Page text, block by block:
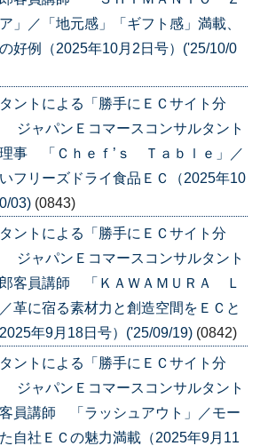
」／「地元感」「ギフト感」満載、
好例（2025年10月2日号）('25/10/0
ントによる「勝手にＥＣサイト分
ジャパンＥコマースコンサルタント
事 「Ｃｈｅｆ’ｓ Ｔａｂｌｅ」／
フリーズドライ食品ＥＣ（2025年10
03) (0843)
ントによる「勝手にＥＣサイト分
ジャパンＥコマースコンサルタント
客員講師 「ＫＡＷＡＭＵＲＡ Ｌ
革に宿る素材力と創造空間をＥＣと
年9月18日号）('25/09/19) (0842)
ントによる「勝手にＥＣサイト分
ジャパンＥコマースコンサルタント
員講師 「ラッシュアウト」／モー
自社ＥＣの魅力満載（2025年9月11